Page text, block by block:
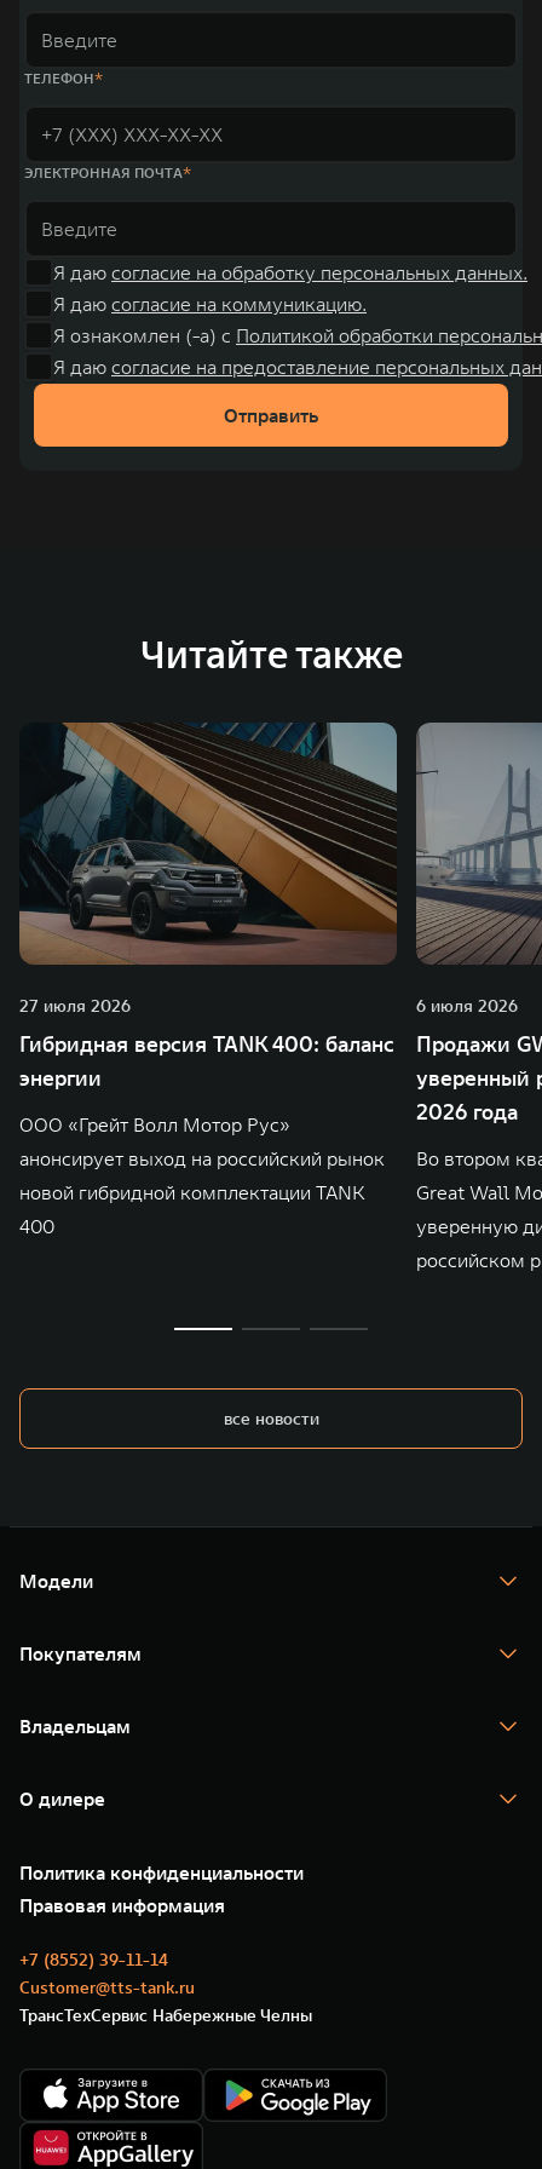
ТЕЛЕФОН
ЭЛЕКТРОННАЯ ПОЧТА
Я даю согласие на обработку персональных данных.
Я даю согласие на коммуникацию.
Я ознакомлен (-а) с Политикой обработки
Я даю согласие на предоставление персональных
Отправить
Читайте также
27 июля 2026
Гибридная версия TANK 400: баланс
энергии
ООО «Грейт Волл Мотор Рус»
анонсирует выход на российский рынок
новой гибридной комплектации TANK
400
6 июля 2026
Продажи
уверенный
2026 года
Во втором
Great Wall
уверенную
российском
все новости
Модели
TANK 400
TANK 500
Покупателям
Тест-драйв
TANK Финансы
Корпоративным клиентам
Зарядные станции
Владельцам
Помощь на дороге
Новые цифровые сервисы TANK
Сервис
Нулевое ТО
Моторные масла
О дилере
35 лет GWM
GWM ТЕХ ДЕНЬ
Новости
Политика конфиденциальности
Правовая информация
+7 (8552) 39-11-14
Customer@tts-tank.ru
ТрансТехСервис Набережные Челны